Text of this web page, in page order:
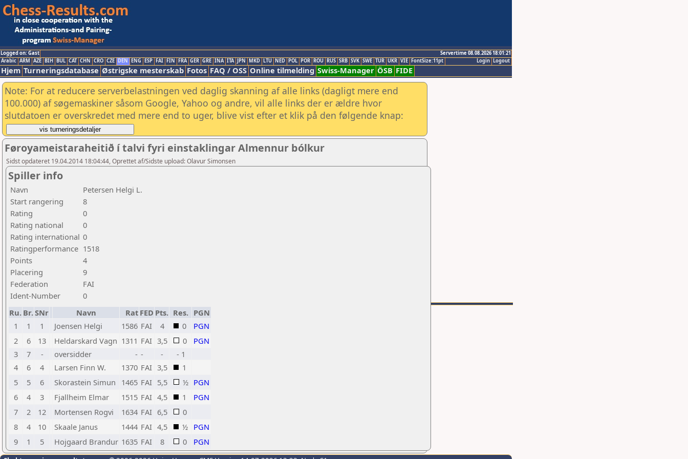
Logged on: Gast
Servertime 08.08.2026 18:01:21
Logout
Login
Arabic ARM AZE BIH BUL CAT CHN CRO CZE DEN ENG ESP FAI FIN FRA GER GRE INA ITA JPN MKD LTU NED POL POR ROU RUS SRB SVK SWE TUR UKR VIE FontSize:11pt
Hjem Turneringsdatabase Østrigske mesterskab Fotos FAQ / OSS Online tilmelding Swiss-Manager ÖSB FIDE
Note: For at reducere serverbelastningen ved daglig skanning af alle links (dagligt mere end
100.000) af søgemaskiner såsom Google, Yahoo og andre, vil alle links der er ældre hvor
slutdatoen er overskredet med mere end to uger, blive vist efter et klik på den følgende knap:
Føroyameistaraheitið í talvi fyri einstaklingar Almennur bólkur
Sidst opdateret 19.04.2014 18:04:44, Oprettet af/Sidste upload: Olavur Simonsen
Spiller info
Navn
Petersen Helgi L.
Start rangering
8
Rating
0
Rating national
0
Rating international 0
Ratingperformance 1518
Points
4
Placering
9
Federation
FAI
Ident-Number
0
Ru. Br.SNr Navn Rat FED Pts. Res. PGN
1
1 1 Joensen Helgi 1586 FAI 4 0
PGN
2
6 13 Heldarskard Vagn 1311 FAI 3,5 0
PGN
3
7 - oversidder - - -
- 1
4
6 4 Larsen Finn W. 1370 FAI 3,5
1
5
5 6 Skorastein Simun 1465 FAI 5,5 ½ PGN
6
4 3 Fjallheim Elmar 1515 FAI 4,5 1
PGN
7
2 12 Mortensen Rogvi 1634 FAI 6,5
0
8
4 10 Skaale Janus 1444 FAI 4,5 ½ PGN
9
1 5 Hojgaard Brandur 1635 FAI 8 0 PGN